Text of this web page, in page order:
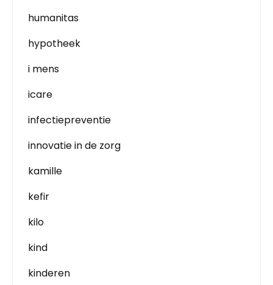
humanitas
hypotheek
i mens
icare
infectiepreventie
innovatie in de zorg
kamille
kefir
kilo
kind
kinderen